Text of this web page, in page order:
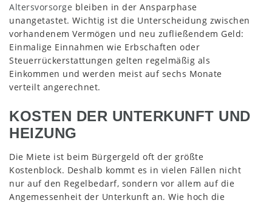
Altersvorsorge bleiben in der Ansparphase
unangetastet. Wichtig ist die Unterscheidung zwischen
vorhandenem Vermögen und neu zufließendem Geld:
Einmalige Einnahmen wie Erbschaften oder
Steuerrückerstattungen gelten regelmäßig als
Einkommen und werden meist auf sechs Monate
verteilt angerechnet.
KOSTEN DER UNTERKUNFT UND
HEIZUNG
Die Miete ist beim Bürgergeld oft der größte
Kostenblock. Deshalb kommt es in vielen Fällen nicht
nur auf den Regelbedarf, sondern vor allem auf die
Angemessenheit der Unterkunft an. Wie hoch die